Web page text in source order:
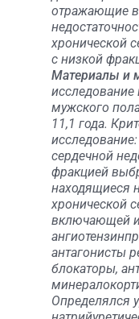
отражающие
хронической
с низкой
Материалы и
мужского
11,1 года.
сердечной
фракцией
находящиеся
хронической
включающей
антагонисты
блокаторы,
Определялся